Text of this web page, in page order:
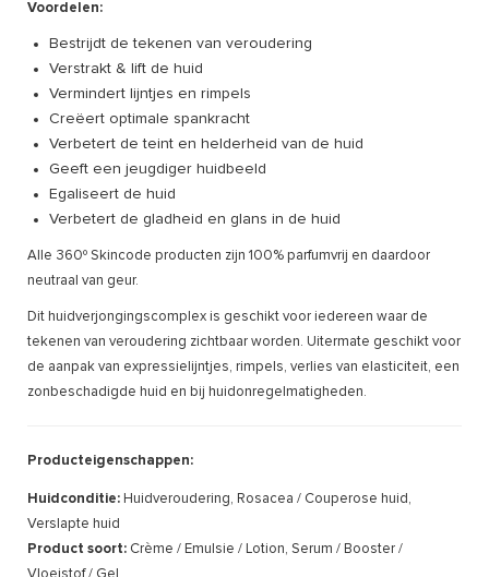
Voordelen:
Bestrijdt de tekenen van veroudering
Verstrakt & lift de huid
Vermindert lijntjes en rimpels
Creëert optimale spankracht
Verbetert de teint en helderheid van de huid
Geeft een jeugdiger huidbeeld
Egaliseert de huid
Verbetert de gladheid en glans in de huid
Alle 360º Skincode producten zijn 100% parfumvrij en daardoor
neutraal van geur.
Dit huidverjongingscomplex is geschikt voor iedereen waar de
tekenen van veroudering zichtbaar worden. Uitermate geschikt voor
de aanpak van expressielijntjes, rimpels, verlies van elasticiteit, een
zonbeschadigde huid en bij huidonregelmatigheden.
Producteigenschappen:
Huidconditie: Huidveroudering, Rosacea / Couperose huid,
Verslapte huid
Product soort: Crème / Emulsie / Lotion, Serum / Booster /